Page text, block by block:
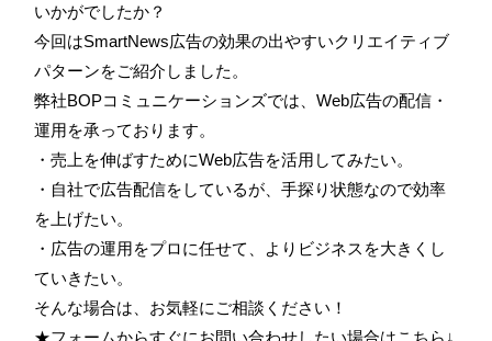
いかがでしたか？
今回はSmartNews広告の効果の出やすいクリエイティブ
パターンをご紹介しました。
弊社BOPコミュニケーションズでは、Web広告の配信・
運用を承っております。
・売上を伸ばすためにWeb広告を活用してみたい。
・自社で広告配信をしているが、手探り状態なので効率
を上げたい。
・広告の運用をプロに任せて、よりビジネスを大きくし
ていきたい。
そんな場合は、お気軽にご相談ください！
★フォームからすぐにお問い合わせしたい場合はこちら↓